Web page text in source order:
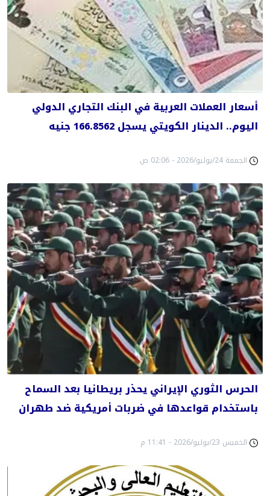
أسعار العملات العربية في البنك التجاري الدولي
اليوم.. الدينار الكويتي يسجل 166.8562 جنيه
الجمعة 24/يوليو/2026 - 02:06 ص
الحرس الثوري الإيراني يحذر بريطانيا بعد السماح
باستخدام قواعدها في ضربات أمريكية ضد طهران
الخميس 23/يوليو/2026 - 11:41 م